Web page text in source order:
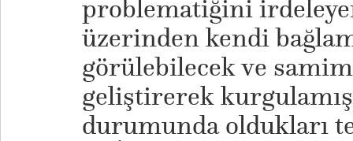
problematiğini
üzerinden kendi
görülebilecek ve
geliştirerek
durumunda oldukları